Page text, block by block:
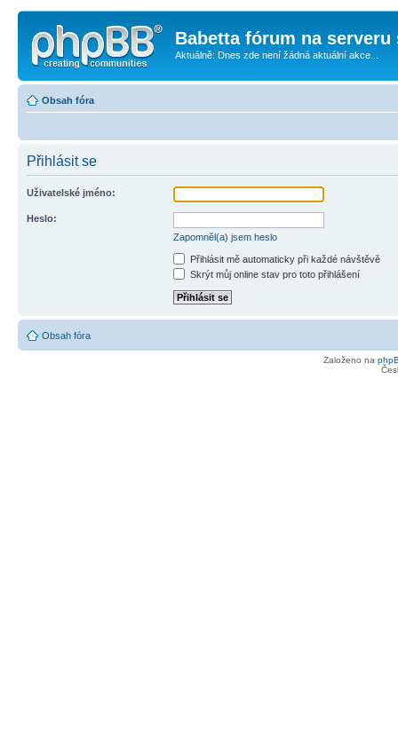
Babetta fórum na serveru
Aktuálně: Dnes zde není žádná aktuální akce...
Obsah fóra
Přihlásit se
Uživatelské jméno:
Heslo:
Zapomněl(a) jsem heslo
Přihlásit mě automaticky při každé návštěvě
Skrýt můj online stav pro toto přihlášení
Obsah fóra
Založeno na